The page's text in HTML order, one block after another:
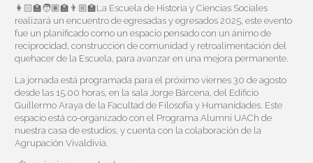
👩🏻‍🏫🧑🏽‍🏫👨🏼‍🏫La Escuela de Historia y Ciencias Sociales
realizará un encuentro de egresadas y egresados 2025, este evento
fue un planificado como un espacio pensado con un ánimo de
reciprocidad, construcción de comunidad y retroalimentación del
quehacer de la Escuela, para avanzar en una mejora permanente.
La jornada está programada para el próximo viernes 30 de agosto
desde las 15.00 horas, en la sala Jorge Bárcena, del Edificio
Guillermo Araya de la Facultad de Filosofía y Humanidades. Este
espacio está co-organizado con el Programa Alumni UACh de
nuestra casa de estudios, y cuenta con la colaboración de la
Agrupación Vivaldivia.